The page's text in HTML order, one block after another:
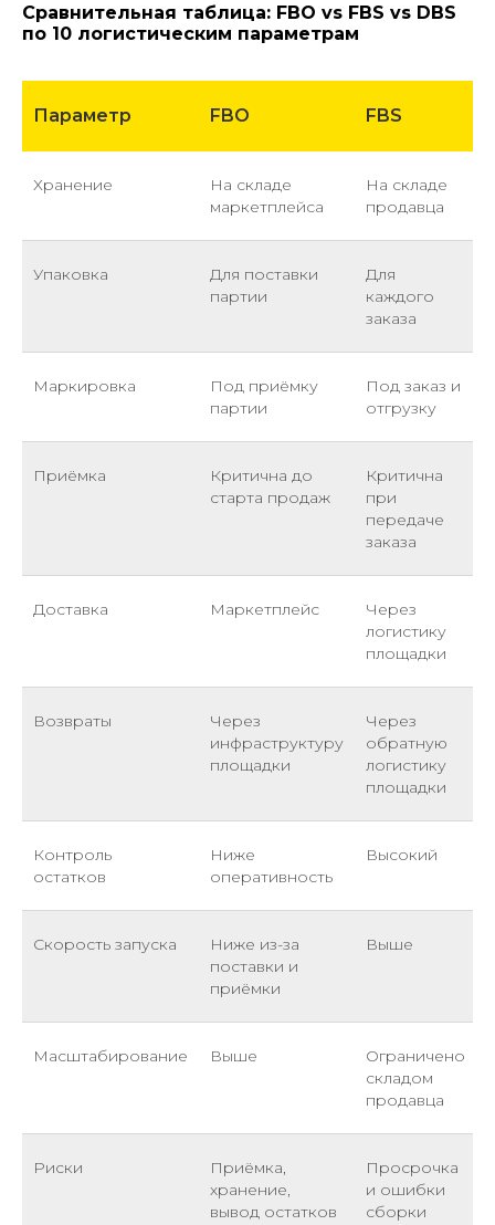
Сравнительная таблица: FBO vs FBS vs DBS
по 10 логистическим параметрам
Параметр FBO FBS
Хранение
На складе
маркетплейса
На складе
продавца
Упаковка
Для поставки
партии
Для
каждого
заказа
Маркировка
Под приёмку
партии
Под заказ и
отгрузку
Приёмка
Критична до
старта продаж
Критична
при
передаче
заказа
Доставка Маркетплейс
Через
логистику
площадки
Возвраты
Через
инфраструктуру
площадки
Через
обратную
логистику
площадки
Контроль
остатков
Ниже
оперативность
Высокий
Скорость запуска
Ниже из-за
поставки и
приёмки
Выше
Масштабирование Выше
Ограничено
складом
продавца
Риски
Приёмка,
хранение,
вывод остатков
Просрочка
и ошибки
сборки